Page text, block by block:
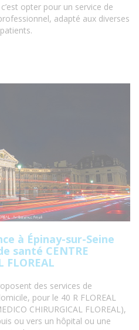
opter pour un service de
adapté aux diverses
à Épinay-sur-Seine
santé CENTRE
FLOREAL
des services de
pour le 40 R FLOREAL
CHIRURGICAL FLOREAL),
ou vers un hôpital ou une